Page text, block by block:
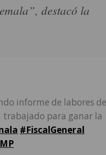
destacó la
informe de labores
trabajado para ganar la
#FiscalGeneral